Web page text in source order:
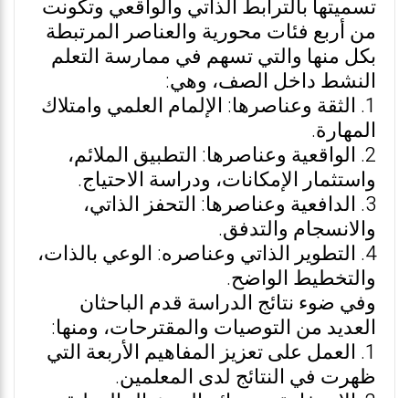
تسميتها بالترابط الذاتي والواقعي وتكونت
من أربع فئات محورية والعناصر المرتبطة
بكل منها والتي تسهم في ممارسة التعلم
النشط داخل الصف، وهي:
1. الثقة وعناصرها: الإلمام العلمي وامتلاك
المهارة.
2. الواقعية وعناصرها: التطبيق الملائم،
واستثمار الإمكانات، ودراسة الاحتياج.
3. الدافعية وعناصرها: التحفز الذاتي،
والانسجام والتدفق.
4. التطوير الذاتي وعناصره: الوعي بالذات،
والتخطيط الواضح.
وفي ضوء نتائج الدراسة قدم الباحثان
العديد من التوصيات والمقترحات، ومنها:
1. العمل على تعزيز المفاهيم الأربعة التي
ظهرت في النتائج لدى المعلمين.